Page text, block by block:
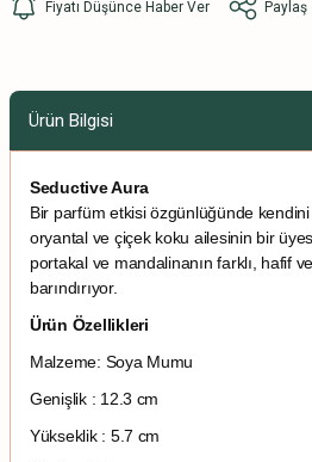
Fiyatı Düşünce Haber Ver Paylaş
Ürün Bilgisi
Seductive Aura
Bir parfüm etkisi özgünlüğünde
oryantal ve çiçek koku ailesinin bir
portakal ve mandalinanın farklı, hafif
barındırıyor.
Ürün Özellikleri
Malzeme: Soya Mumu
Genişlik : 12.3 cm
Yükseklik : 5.7 cm